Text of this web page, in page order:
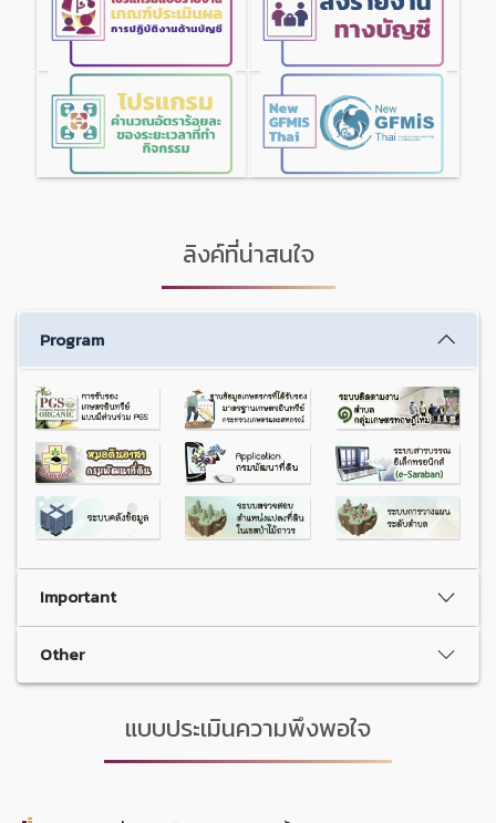
ลิงค์ที่น่าสนใจ
Program
Important
Other
แบบประเมินความพึงพอใจ